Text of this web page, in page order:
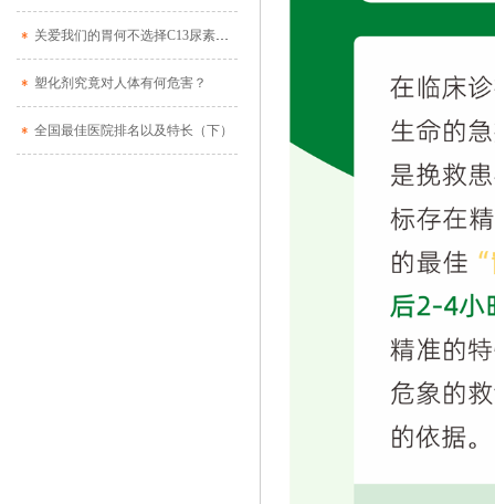
关爱我们的胃何不选择C13尿素呼气诊断
塑化剂究竟对人体有何危害？
全国最佳医院排名以及特长（下）